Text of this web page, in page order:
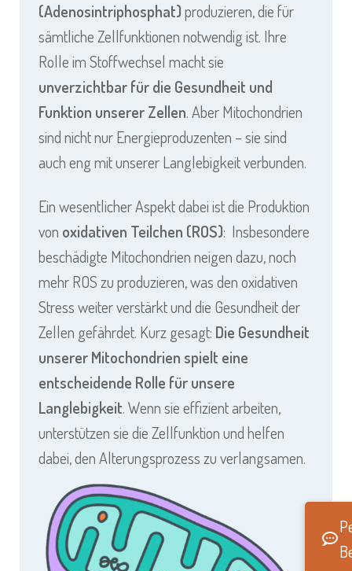
(Adenosintriphosphat)produzieren, die für
sämtliche Zellfunktionen notwendig ist. Ihre
Rolle im Stoffwechsel macht sie
unverzichtbar für die Gesundheit und
Funktion unserer Zellen. Aber Mitochondrien
sind nicht nur Energieproduzenten – sie sind
auch eng mit unserer Langlebigkeit verbunden.
Ein wesentlicher Aspekt dabei ist die Produktion
von oxidativen Teilchen (ROS): Insbesondere
beschädigte Mitochondrien neigen dazu, noch
mehr ROS zu produzieren, was den oxidativen
Stress weiter verstärkt und die Gesundheit der
Zellen gefährdet. Kurz gesagt: Die Gesundheit
unserer Mitochondrien spielt eine
entscheidende Rolle für unsere
Langlebigkeit. Wenn sie effizient arbeiten,
unterstützen sie die Zellfunktion und helfen
dabei, den Alterungsprozess zu verlangsamen.